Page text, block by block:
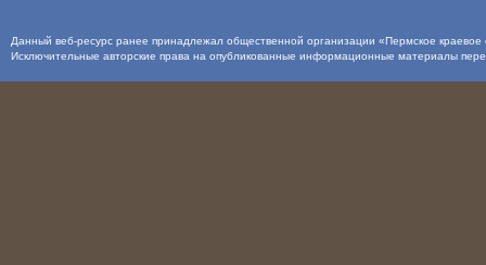
Данный веб-ресурс ранее принадлежал общественной организации «Пермское
Исключительные авторские права на опубликованные информационные материалы